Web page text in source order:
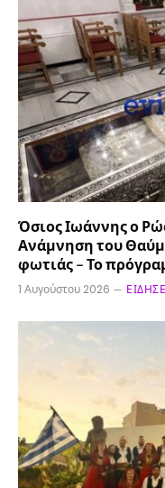
Όσιος Ιωάννης ο
Ανάμνηση του
φωτιάς – Το
1 Αυγούστου 2026